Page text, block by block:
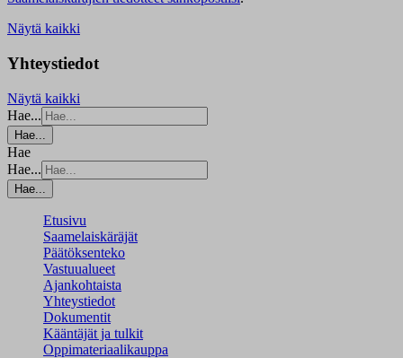
Näytä kaikki
Yhteystiedot
Näytä kaikki
Hae...
Hae...
Hae
Hae...
Hae...
Etusivu
Saamelaiskäräjät
Päätöksenteko
Vastuualueet
Ajankohtaista
Yhteystiedot
Dokumentit
Kääntäjät ja tulkit
Oppimateriaalikauppa